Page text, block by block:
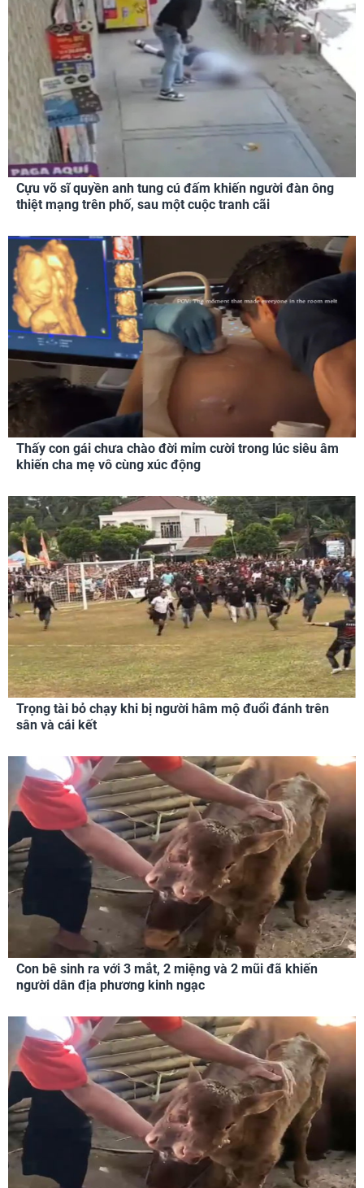
Cựu võ sĩ quyền anh tung cú đấm khiến người đàn ông
thiệt mạng trên phố, sau một cuộc tranh cãi
Thấy con gái chưa chào đời mỉm cười trong lúc siêu âm
khiến cha mẹ vô cùng xúc động
Trọng tài bỏ chạy khi bị người hâm mộ đuổi đánh trên
sân và cái kết
Con bê sinh ra với 3 mắt, 2 miệng và 2 mũi đã khiến
người dân địa phương kinh ngạc